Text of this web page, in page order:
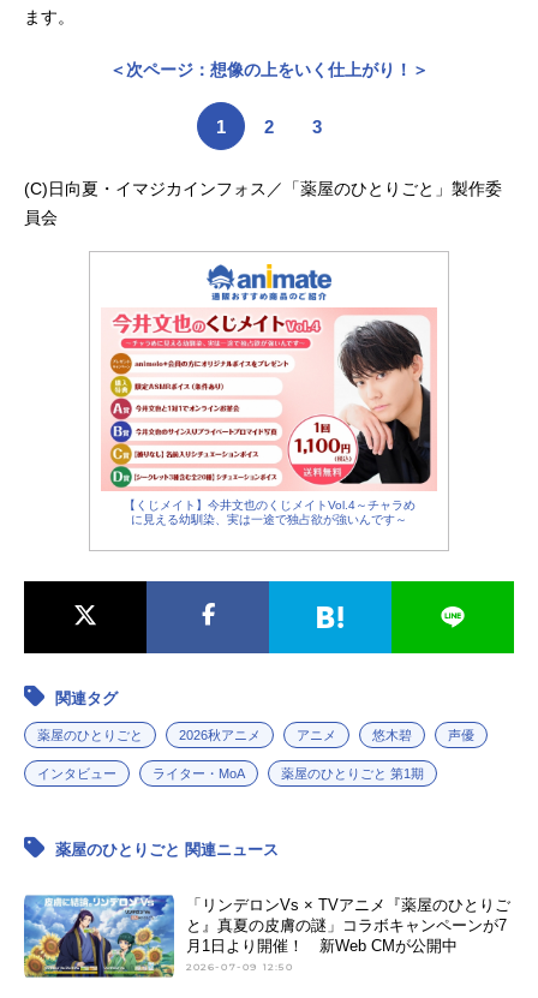
ます。
＜次ページ：想像の上をいく仕上がり！＞
1 2 3
(C)日向夏・イマジカインフォス／「薬屋のひとりごと」製作委
員会
【くじメイト】今井文也のくじメイトVol.4～チャラめ
に見える幼馴染、実は一途で独占欲が強いんです～
関連タグ
薬屋のひとりごと 2026秋アニメ アニメ 悠木碧 声優
インタビュー ライター・MoA 薬屋のひとりごと 第1期
薬屋のひとりごと 関連ニュース
「リンデロンVs × TVアニメ『薬屋のひとりご
と』真夏の皮膚の謎」コラボキャンペーンが7
月1日より開催！ 新Web CMが公開中
2026-07-09 12:50